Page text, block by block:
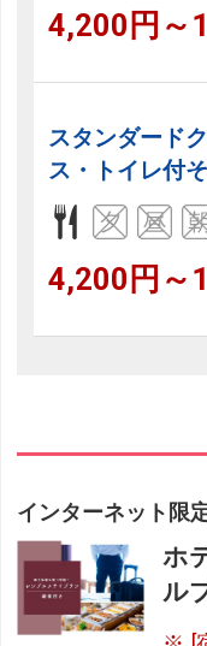
4,200円～
スタンダード
ス・トイレ付
4,200円～
インターネット限
ホ
ル